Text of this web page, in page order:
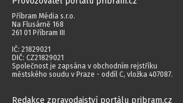
Příbram Média s.r.o.
Na Flusárně 168
261 01 Příbram III
IČ: 21829021
DIČ: CZ21829021
Společnost je zapsána v obchodním rejstříku
městského soudu v Praze - oddíl C, vložka 407087.
Redakce zpravodajství portálu pribram.cz